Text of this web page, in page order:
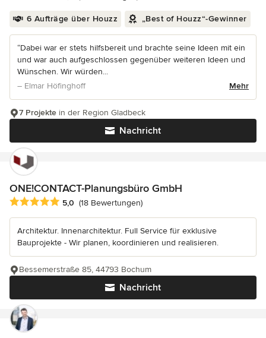
6 Aufträge über Houzz „Best of Houzz“-Gewinner
“Dabei war er stets hilfsbereit und brachte seine Ideen mit ein
und war auch aufgeschlossen gegenüber weiteren Ideen und
Wünschen. Wir würden...
– Elmar Höfinghoff
Mehr
Nachricht
7 Projekte in der Region Gladbeck
ONE!CONTACT-Planungsbüro GmbH
Durchschnittliche Bewertung: 5 von 5 Sternen
5,0 (18 Bewertungen)
Architektur. Innenarchitektur. Full Service für exklusive
Bauprojekte - Wir planen, koordinieren und realisieren.
Nachricht
Bessemerstraße 85, 44793 Bochum